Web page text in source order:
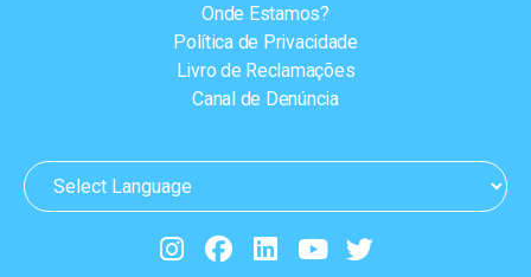
Onde Estamos?
Política de Privacidade
Livro de Reclamações
Canal de Denúncia